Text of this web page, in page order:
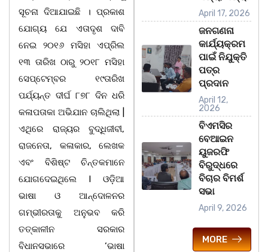
ସୂଚନା ଦିଆଯାଇଛି । ପ୍ରକାଶ
ଯୋଗ୍ୟ ଯେ ଏତାଦୃଶ ଦାବି
ନେଇ ୨୦୧୬ ମସିହା ଏପ୍ରିଲ
୧୩ ତାରିଖ ଠାରୁ ୨୦୧୮ ମସିହା
ସେପ୍ଟେମ୍ବର ୧୯ତାରିଖ
ପର୍ଯ୍ୟନ୍ତ ଦୀର୍ଘ ୮୭୮ ଦିନ ଧରି
କଳାପତାକା ଅଭିଯାନ ଚାଲିଥିଲା |
ଏଥିରେ ରାଜ୍ୟର ବୁଦ୍ଧିଜୀବୀ,
ରାଜନେତା, କଳାକାର, ଲେଖକ
ଏବଂ ବିଶିଷ୍ଟ ଚିନ୍ତକମାନେ
ଯୋଗଦେଇଥିଲେ I ଓଡ଼ିଆ
ଭାଷା ଓ ଆନ୍ଦୋଳନର
ଗମ୍ଭୀରତାକୁ ଅନୁଭବ କରି
ତତ୍କାଳୀନ ସରକାର
ବିଧାନସଭାରେ ‘ଭାଷା
April 17, 2026
ଜନଗଣନା
କାର୍ଯ୍ୟକ୍ରମ
ପାଇଁ ନିଯୁକ୍ତି
ପତ୍ର
ପ୍ରଦାନ
April 12,
2026
ବିଏମସିର
ବେଆଇନ
ୟୁଜରଫି
ବିରୁଦ୍ଧରେ
ବିଚାର ବିମର୍ଶ
ସଭା
April 9, 2026
MORE